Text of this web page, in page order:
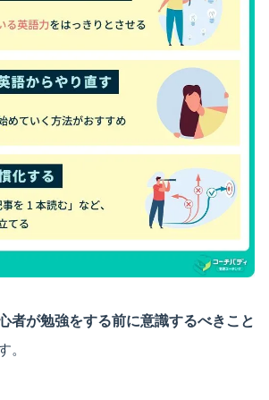
者が勉強をする前に意識するべきこと
。